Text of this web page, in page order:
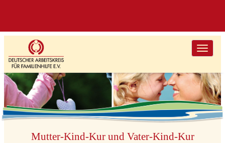
Toggle
Mutter-Kind-Kur und Vater-Kind-Kur